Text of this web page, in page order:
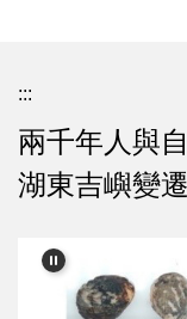
:::
兩千年人與
湖東吉嶼變遷